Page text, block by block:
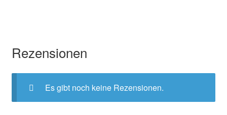
Rezensionen
Es gibt noch keine Rezensionen.